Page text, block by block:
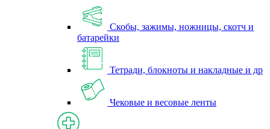
Скобы, зажимы, ножницы, скотч и
батарейки
Тетради, блокноты и накладные и др
Чековые и весовые ленты